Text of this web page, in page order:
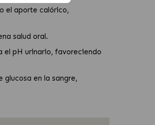
el aporte calórico,
salud oral.
el pH urinario, favoreciendo
en la sangre,